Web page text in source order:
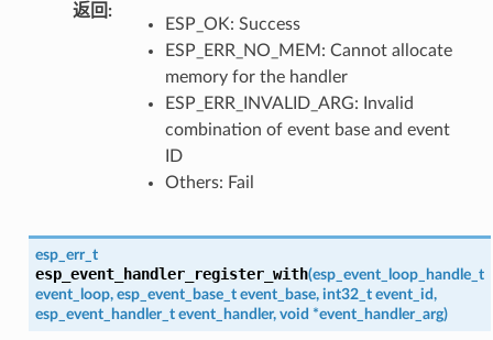
返回 :
ESP_OK: Success
ESP_ERR_NO_MEM: Cannot allocate
memory for the handler
ESP_ERR_INVALID_ARG: Invalid
combination of event base and event
ID
Others: Fail
esp_err_t
esp_event_handler_register_with(esp_event_loop_handle_t
event_loop, esp_event_base_t event_base, int32_t event_id,
esp_event_handler_t event_handler, void *event_handler_arg)